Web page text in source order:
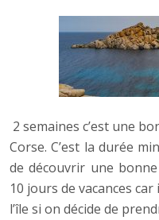
2 semaines c’est une
Corse. C’est la durée
de découvrir une
10 jours de vacances
l’île si on décide de